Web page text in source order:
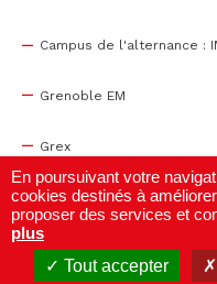
Campus de l'alternance :
Grenoble EM
Grex
WTC Grenoble
Centre de congrès
En poursuivant votre
cookies destinés à
proposer des services et
plus
Tout accepter